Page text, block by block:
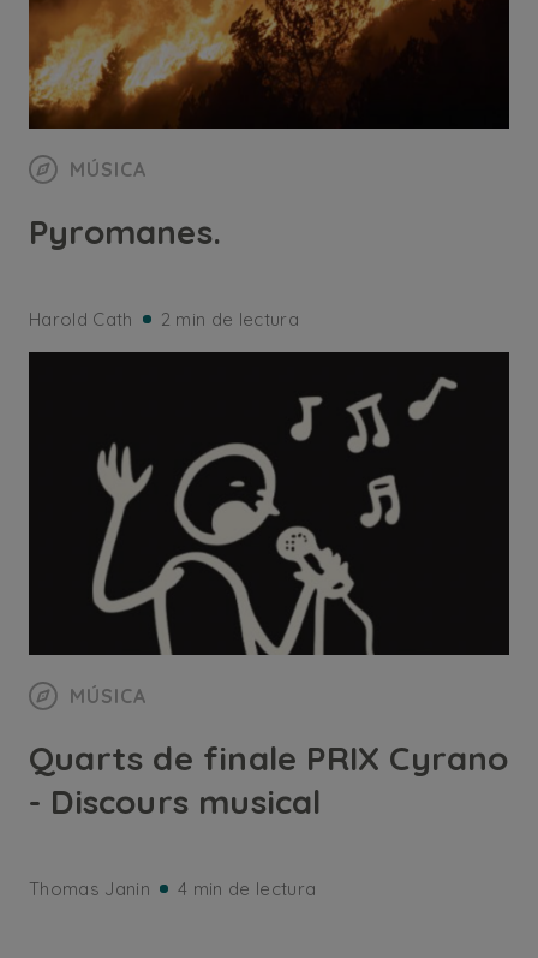
MÚSICA
Pyromanes.
Harold Cath 2 min de lectura
MÚSICA
Quarts de finale PRIX Cyrano
- Discours musical
Thomas Janin 4 min de lectura